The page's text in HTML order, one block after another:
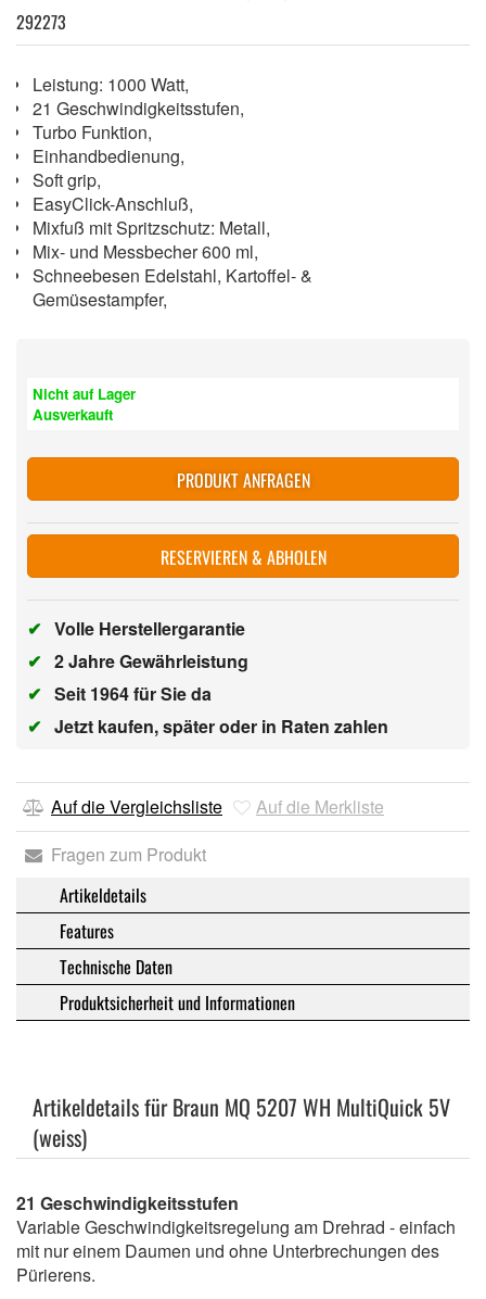
292273
Leistung: 1000 Watt,
21 Geschwindigkeitsstufen,
Turbo Funktion,
Einhandbedienung,
Soft grip,
EasyClick-Anschluß,
Mixfuß mit Spritzschutz: Metall,
Mix- und Messbecher 600 ml,
Schneebesen Edelstahl, Kartoffel- &
Gemüsestampfer,
Nicht auf Lager
Ausverkauft
PRODUKT ANFRAGEN
RESERVIEREN & ABHOLEN
✔ Volle Herstellergarantie
✔ 2 Jahre Gewährleistung
✔ Seit 1964 für Sie da
✔ Jetzt kaufen, später oder in Raten zahlen
Auf die Vergleichsliste
Auf die Merkliste
Fragen zum Produkt
Artikeldetails
Features
Technische Daten
Produktsicherheit und Informationen
Artikeldetails für Braun MQ 5207 WH MultiQuick 5V
(weiss)
21 Geschwindigkeitsstufen
Variable Geschwindigkeitsregelung am Drehrad - einfach
mit nur einem Daumen und ohne Unterbrechungen des
Pürierens.